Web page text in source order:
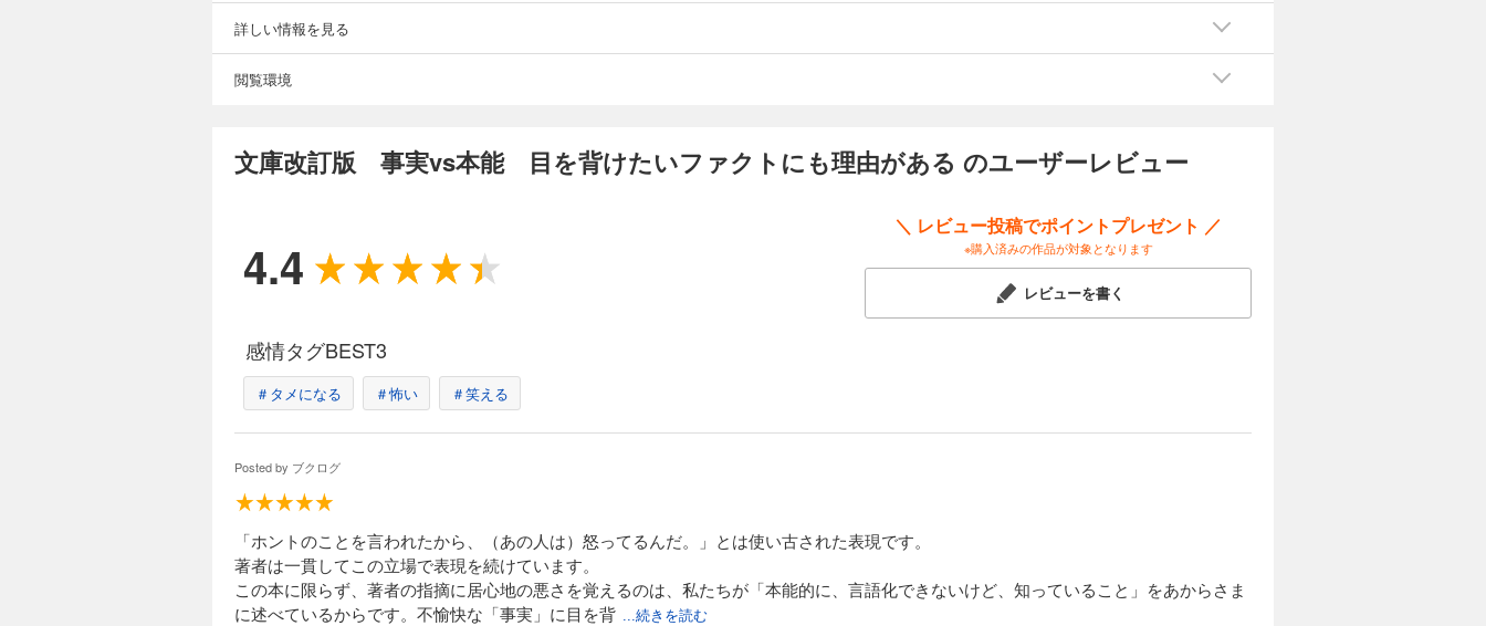
詳しい情報を見る
閲覧環境
文庫改訂版 事実vs本能 目を背けたいファクトにも理由がある のユーザーレビュー
4.4
＼ レビュー投稿でポイントプレゼント ／
※購入済みの作品が対象となります
レビューを書く
感情タグBEST3
＃タメになる ＃怖い ＃笑える
Posted by ブクログ
「ホントのことを言われたから、（あの人は）怒ってるんだ。」とは使い古された表現です。
著者は一貫してこの立場で表現を続けています。
この本に限らず、著者の指摘に居心地の悪さを覚えるのは、私たちが「本能的に、言語化できないけど、知っていること」をあからさま
に述べているからです。不愉快な「事実」に目を背 ...続きを読む